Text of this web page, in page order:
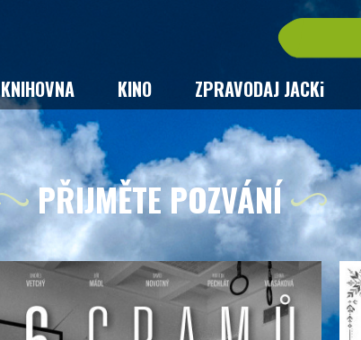
KNIHOVNA KINO ZPRAVODAJ JACKi
PŘIJMĚTE POZVÁNÍ